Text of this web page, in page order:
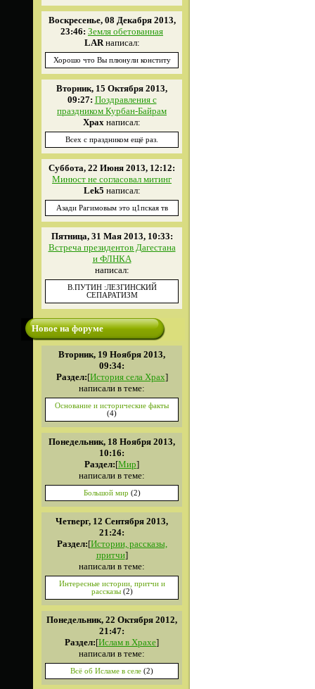
Воскресенье, 08 Декабря 2013,
23:46: Земля обетованная
LARнаписал:
Хорошо что Вы плюнули конститу
Вторник, 15 Октября 2013,
09:27: Поздравления с
праздником Курбан-Байрам
Xpax написал:
Всех с праздником ещё раз.
Суббота, 22 Июня 2013, 12:12:
Минюст не согласовал митинг
Lek5 написал:
Азади Рагимовым это ц1пская тв
Пятница, 31 Мая 2013, 10:33:
Встреча президентов Дагестана
и ФЛНКА
написал:
В.ПУТИН :ЛЕЗГИНСКИЙ
СЕПАРАТИЗМ
Новое на форуме
Вторник, 19 Ноября 2013,
09:34:
Раздел:[История села Храх]
написали в теме:
Основание и исторические факты
(4)
Понедельник, 18 Ноября 2013,
10:16:
Раздел:[Мир]
написали в теме:
Большой мир (2)
Четверг, 12 Сентября 2013,
21:24:
Раздел:[Истории, рассказы,
притчи]
написали в теме:
Интересные истории, притчи и
рассказы (2)
Понедельник, 22 Октября 2012,
21:47:
Раздел:[Ислам в Храхе]
написали в теме:
Всё об Исламе в селе (2)